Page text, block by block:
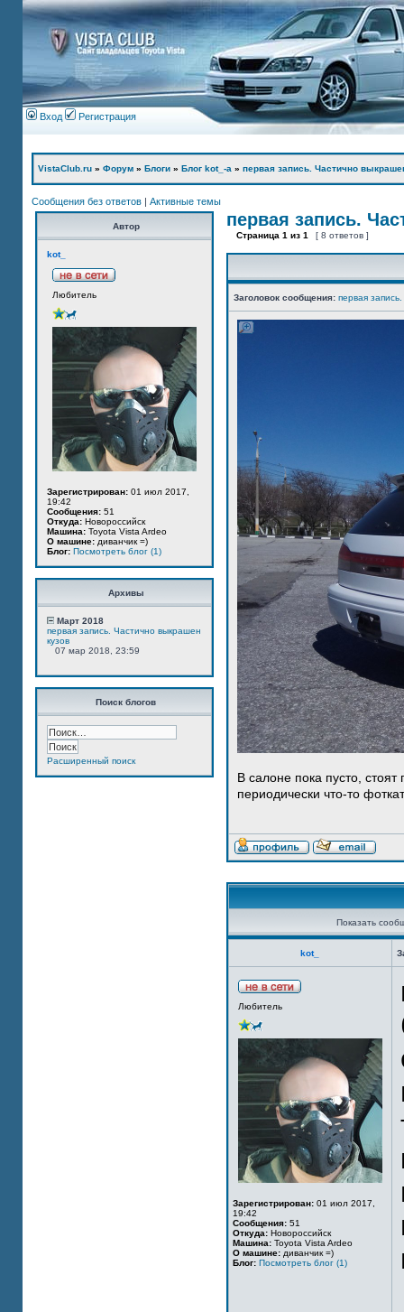
Вход Регистрация
VistaClub.ru » Форум » Блоги » Блог kot_-а » первая запись. Частично
Сообщения без ответов | Активные темы
Автор
kot_
Любитель
Зарегистрирован: 01 июл 2017,
19:42
Сообщения: 51
Откуда: Новороссийск
Машина: Toyota Vista Ardeo
О машине: диванчик =)
Блог: Посмотреть блог (1)
Архивы
Март 2018
первая запись. Частично выкрашен
кузов
07 мар 2018, 23:59
Поиск блогов
Расширенный поиск
первая запись.
Страница 1 из 1 [ 8 ответов ]
Заголовок сообщения: первая
В салоне пока пусто,
периодически что-то
Показать
kot_
Любитель
Зарегистрирован: 01 июл 2017,
19:42
Сообщения: 51
Откуда: Новороссийск
Машина: Toyota Vista Ardeo
О машине: диванчик =)
Блог: Посмотреть блог (1)